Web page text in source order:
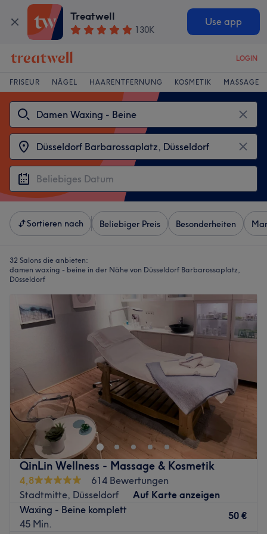
Treatwell
130K
Use app
LOGIN
FRISEUR NÄGEL HAARENTFERNUNG KOSMETIK MASSAGE
Sortieren nach Beliebiger Preis Besonderheiten
32 Salons die anbieten:
damen waxing - beine in der Nähe von Düsseldorf Barbarossaplatz,
Düsseldorf
QinLin Wellness - Massage & Kosmetik
4,8
614 Bewertungen
Stadtmitte, Düsseldorf
Auf Karte anzeigen
Waxing - Beine komplett
45 Min.
50 €